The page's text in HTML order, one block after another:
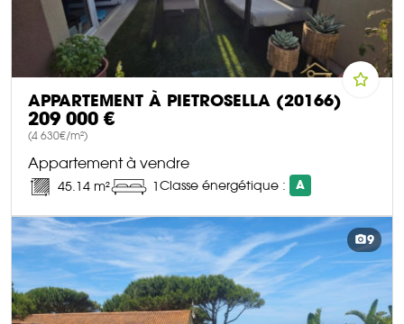
APPARTEMENT À PIETROSELLA (20166)
209 000 €
(4 630€/m²)
Appartement à vendre
45.14 m² 1Classe énergétique : A
DÉCOUVRIR CE BIEN
9